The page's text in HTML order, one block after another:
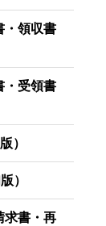
領収書
受領書
）
）
書・再